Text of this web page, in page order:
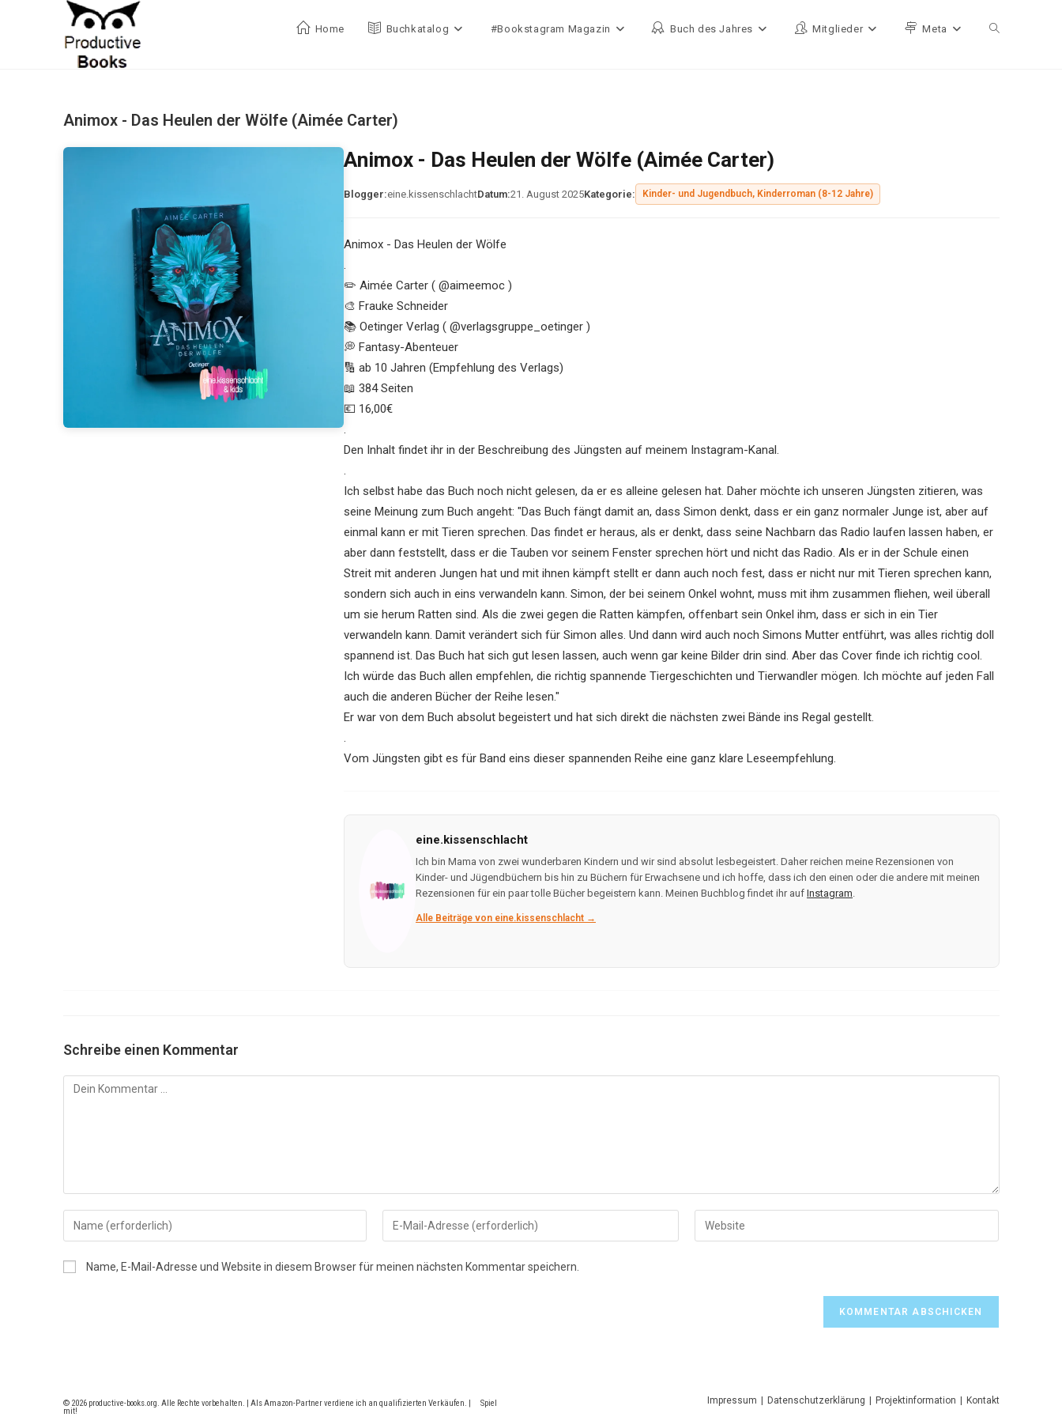
Home Buchkatalog #Bookstagram Magazin Buch des Jahres Mitglieder Meta Website-
Animox - Das Heulen der Wölfe (Aimée Carter)
Animox - Das Heulen der Wölfe (Aimée Carter)
Blogger:eine.kissenschlachtDatum:21. August 2025Kategorie: Kinder- und Jugendbuch, Kinderroman (8-12 Jahre)
Animox - Das Heulen der Wölfe
.
✏️ Aimée Carter ( @aimeemoc )
🎨 Frauke Schneider
📚 Oetinger Verlag ( @verlagsgruppe_oetinger )
💭 Fantasy-Abenteuer
🔢 ab 10 Jahren (Empfehlung des Verlags)
📖 384 Seiten
💶 16,00€
.
Den Inhalt findet ihr in der Beschreibung des Jüngsten auf meinem Instagram-Kanal.
.
Ich selbst habe das Buch noch nicht gelesen, da er es alleine gelesen hat. Daher möchte ich unseren Jüngsten zitieren, was
seine Meinung zum Buch angeht: "Das Buch fängt damit an, dass Simon denkt, dass er ein ganz normaler Junge ist, aber auf
einmal kann er mit Tieren sprechen. Das findet er heraus, als er denkt, dass seine Nachbarn das Radio laufen lassen haben, er
aber dann feststellt, dass er die Tauben vor seinem Fenster sprechen hört und nicht das Radio. Als er in der Schule einen
Streit mit anderen Jungen hat und mit ihnen kämpft stellt er dann auch noch fest, dass er nicht nur mit Tieren sprechen kann,
sondern sich auch in eins verwandeln kann. Simon, der bei seinem Onkel wohnt, muss mit ihm zusammen fliehen, weil überall
um sie herum Ratten sind. Als die zwei gegen die Ratten kämpfen, offenbart sein Onkel ihm, dass er sich in ein Tier
verwandeln kann. Damit verändert sich für Simon alles. Und dann wird auch noch Simons Mutter entführt, was alles richtig doll
spannend ist. Das Buch hat sich gut lesen lassen, auch wenn gar keine Bilder drin sind. Aber das Cover finde ich richtig cool.
Ich würde das Buch allen empfehlen, die richtig spannende Tiergeschichten und Tierwandler mögen. Ich möchte auf jeden Fall
auch die anderen Bücher der Reihe lesen."
Er war von dem Buch absolut begeistert und hat sich direkt die nächsten zwei Bände ins Regal gestellt.
.
Vom Jüngsten gibt es für Band eins dieser spannenden Reihe eine ganz klare Leseempfehlung.
eine.kissenschlacht
Ich bin Mama von zwei wunderbaren Kindern und wir sind absolut lesbegeistert. Daher reichen meine Rezensionen von
Kinder- und Jügendbüchern bis hin zu Büchern für Erwachsene und ich hoffe, dass ich den einen oder die andere mit meinen
Rezensionen für ein paar tolle Bücher begeistern kann. Meinen Buchblog findet ihr auf Instagram.
Alle Beiträge von eine.kissenschlacht →
Schreibe einen Kommentar
Kommentar
Gib
deinen
Namen
Gib
deine
Gib
deine
Name, E-Mail-Adresse und Website in diesem Browser für meinen nächsten Kommentar speichern.
Impressum Datenschutzerklärung Projektinformation Kontakt
© 2026 productive-books.org. Alle Rechte vorbehalten. | Als Amazon-Partner verdiene ich an qualifizierten Verkäufen. | Spiel
mit!